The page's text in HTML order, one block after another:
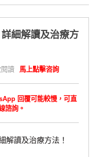
細解讀及治療方
讀 馬上點擊咨詢
回覆可能較慢，可直
諮詢。
解讀及治療方法！